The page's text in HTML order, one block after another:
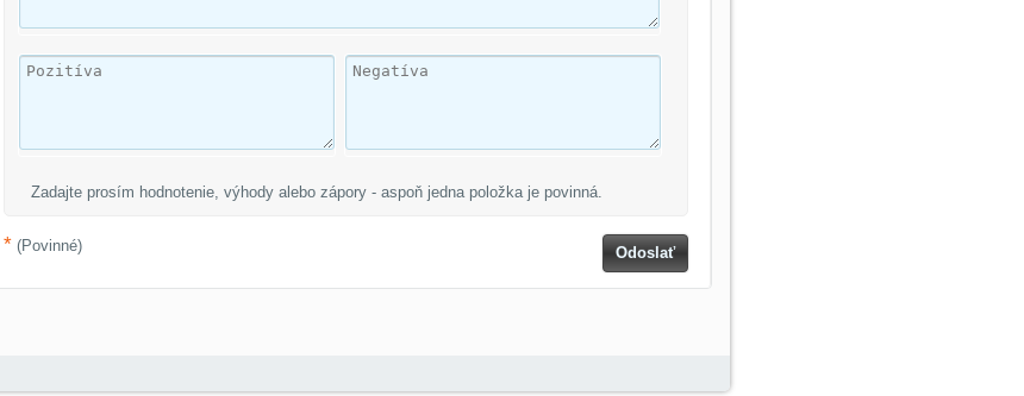
Zadajte prosím hodnotenie, výhody alebo zápory - aspoň jedna položka je povinná.
*(Povinné) Odoslať